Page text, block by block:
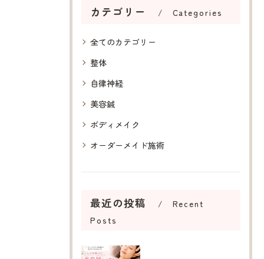
カテゴリー Categories
全てのカテゴリー
整体
自律神経
美容鍼
ボディメイク
オーダーメイド施術
最近の投稿
Recent
Posts